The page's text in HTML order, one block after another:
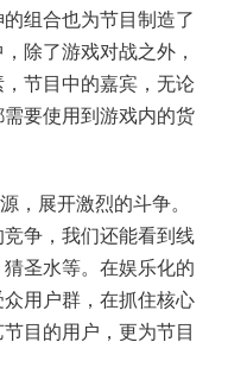
组合也为节目制造了
除了游戏对战之外，
节目中的嘉宾，无论
要使用到游戏内的货
，展开激烈的斗争。
争，我们还能看到线
圣水等。在娱乐化的
用户群，在抓住核心
目的用户，更为节目